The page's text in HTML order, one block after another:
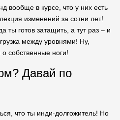
вообще в курсе, что у них есть
изменений за сотни лет!
ты готов затащить, а тут раз – и
между уровнями! Ну,
о собственные ноги!
Давай по
что ты инди-долгожитель! Но